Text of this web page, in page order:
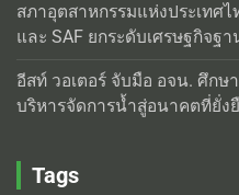
สภาอุตสาหกรรมแห่งประเทศ
และ SAF ยกระดับเศรษฐกิจฐ
อีสท์ วอเตอร์ จับมือ อจน. ศึกษ
บริหารจัดการน้ำสู่อนาคตที่ยั่ง
Tags